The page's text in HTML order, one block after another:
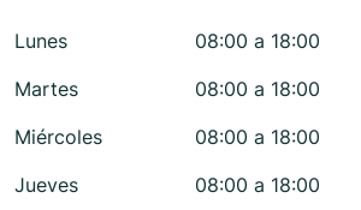
Lunes
08:00 a 18:00
Martes
08:00 a 18:00
Miércoles
08:00 a 18:00
Jueves
08:00 a 18:00